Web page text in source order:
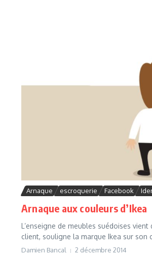
Arnaque escroquerie Facebook
Arnaque aux couleurs d’Ikea
L’enseigne de meubles suédoises
client, souligne la marque Ikea sur son
Damien Bancal 2 décembre 2014